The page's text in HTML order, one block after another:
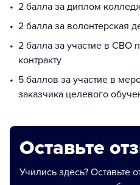
2 балла за диплом
2 балла за волонтерская
2 балла за участие в СВО
контракту
5 баллов за участие в
заказчика целевого
Оставьте
Учились здесь? Оставьте